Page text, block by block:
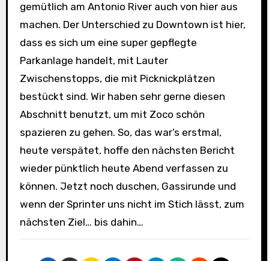
gemütlich am Antonio River auch von hier aus
machen. Der Unterschied zu Downtown ist hier,
dass es sich um eine super gepflegte
Parkanlage handelt, mit Lauter
Zwischenstopps, die mit Picknickplätzen
bestückt sind. Wir haben sehr gerne diesen
Abschnitt benutzt, um mit Zoco schön
spazieren zu gehen. So, das war’s erstmal,
heute verspätet, hoffe den nächsten Bericht
wieder pünktlich heute Abend verfassen zu
können. Jetzt noch duschen, Gassirunde und
wenn der Sprinter uns nicht im Stich lässt, zum
nächsten Ziel… bis dahin…